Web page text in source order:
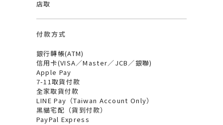
店取
付款方式
銀行轉帳(ATM)
信用卡(VISA／Master／JCB／銀聯)
Apple Pay
7-11取貨付款
全家取貨付款
LINE Pay（Taiwan Account Only）
黑貓宅配（貨到付款）
PayPal Express